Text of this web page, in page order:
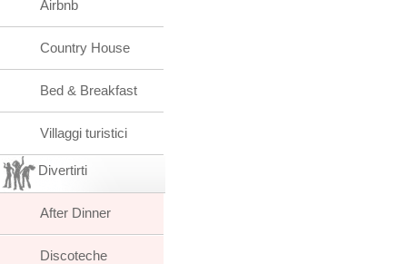
Airbnb
Country House
Bed & Breakfast
Villaggi turistici
Divertirti
After Dinner
Discoteche